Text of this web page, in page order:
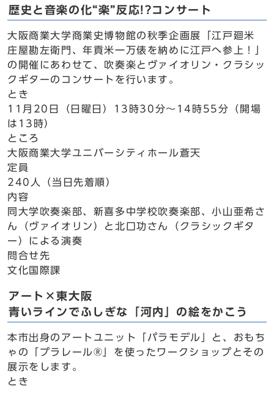
歴史と音楽の化“楽”反応!?コンサート
大阪商業大学商業史博物館の秋季企画展「江戸廻米
庄屋勘左衛門、年貢米一万俵を納めに江戸へ参上！」
の開催にあわせて、吹奏楽とヴァイオリン・クラシッ
クギターのコンサートを行います。
とき
11月20日（日曜日）13時30分～14時55分（開場
は13時）
ところ
大阪商業大学ユニバーシティホール蒼天
定員
240人（当日先着順）
内容
同大学吹奏楽部、新喜多中学校吹奏楽部、小山亜希さ
ん（ヴァイオリン）と北口功さん（クラシックギタ
ー）による演奏
問合せ先
文化国際課
アート×東大阪
青いラインでふしぎな「河内」の絵をかこう
本市出身のアートユニット「パラモデル」と、おもち
ゃの「プラレール®」を使ったワークショップとその
展示をします。
とき